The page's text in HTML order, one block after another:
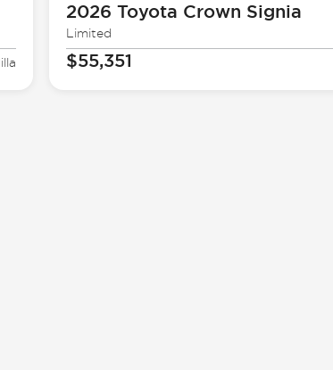
2026 Toyota Crown Signia
Limited
$55,351